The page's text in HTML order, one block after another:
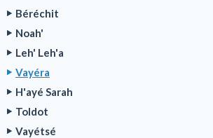
Béréchit
Noah'
Leh' Leh'a
Vayéra
H'ayé Sarah
Toldot
Vayétsé